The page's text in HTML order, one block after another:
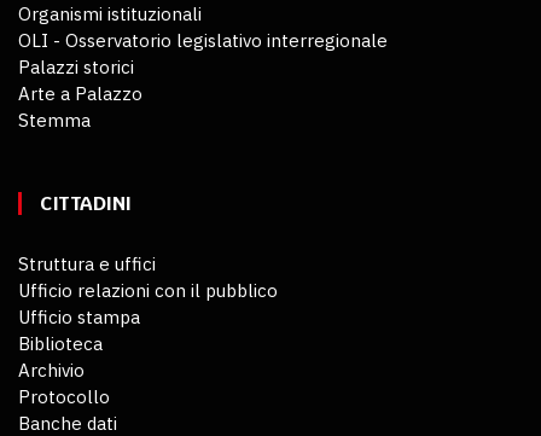
Organismi istituzionali
OLI - Osservatorio legislativo interregionale
Palazzi storici
Arte a Palazzo
Stemma
CITTADINI
Struttura e uffici
Ufficio relazioni con il pubblico
Ufficio stampa
Biblioteca
Archivio
Protocollo
Banche dati